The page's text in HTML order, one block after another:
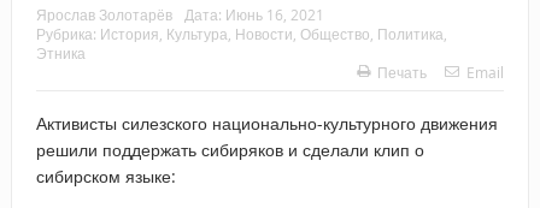
Ярослав Золотарёв Дата: Июнь 16, 2021
Рубрика: История Культура Новости Общество Политика
Этника
Печать
Email
Активисты силезского национально-культурного движения
решили поддержать сибиряков и сделали клип о
сибирском языке: